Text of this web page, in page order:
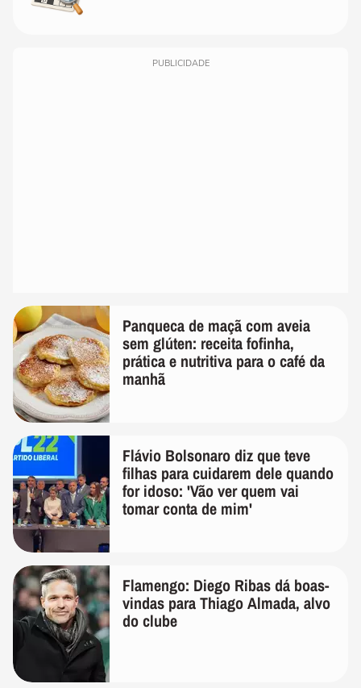
PUBLICIDADE
Panqueca de maçã com aveia
sem glúten: receita fofinha,
prática e nutritiva para o café da
manhã
Flávio Bolsonaro diz que teve
filhas para cuidarem dele quando
for idoso: 'Vão ver quem vai
tomar conta de mim'
Flamengo: Diego Ribas dá boas-
vindas para Thiago Almada, alvo
do clube